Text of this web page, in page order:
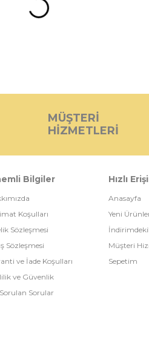
MÜŞTERI
HIZMETLERI
Bilgiler
Koşulları
Sözleşmesi
Sözleşmesi
ve İade Koşulları
ve Güvenlik
Sorulan Sorular
Hızlı
Anasayfa
Yeni
Müşteri
Sepetim